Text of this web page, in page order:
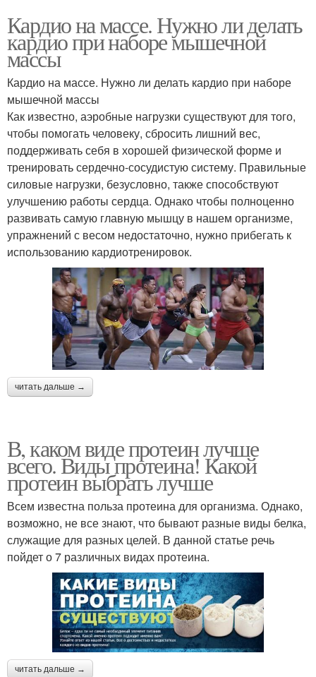
Кардио на массе. Нужно ли делать
кардио при наборе мышечной
массы
Кардио на массе. Нужно ли делать кардио при наборе
мышечной массы
Как известно, аэробные нагрузки существуют для того,
чтобы помогать человеку, сбросить лишний вес,
поддерживать себя в хорошей физической форме и
тренировать сердечно-сосудистую систему. Правильные
силовые нагрузки, безусловно, также способствуют
улучшению работы сердца. Однако чтобы полноценно
развивать самую главную мышцу в нашем организме,
упражнений с весом недостаточно, нужно прибегать к
использованию кардиотренировок.
читать дальше →
В, каком виде протеин лучше
всего. Виды протеина! Какой
протеин выбрать лучше
Всем известна польза протеина для организма. Однако,
возможно, не все знают, что бывают разные виды белка,
служащие для разных целей. В данной статье речь
пойдет о 7 различных видах протеина.
читать дальше →